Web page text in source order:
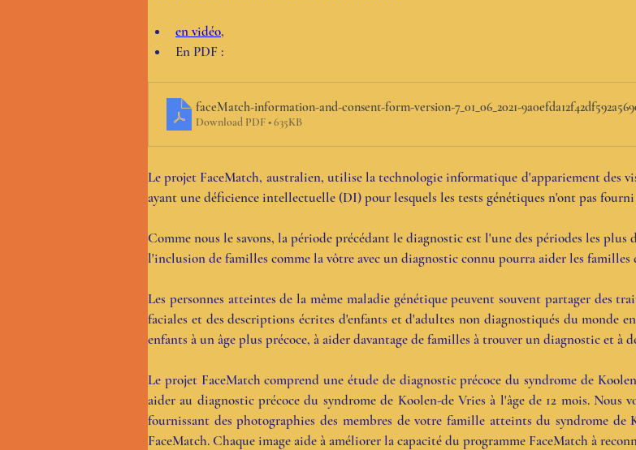
en vidéo,
En PDF :
faceMatch-information-and-consent-form-version-7_01_06_2021-
Download PDF • 635KB
Le projet FaceMatch, australien, utilise la technologie informatique d'appariement des
ayant une déficience intellectuelle (DI) pour lesquels les tests génétiques n'ont pas fourni
Comme nous le savons, la période précédant le diagnostic est l'une des périodes les
l'inclusion de familles comme la vôtre avec un diagnostic connu pourra aider les
Les personnes atteintes de la même maladie génétique peuvent souvent partager des
faciales et des descriptions écrites d'enfants et d'adultes non diagnostiqués du monde
enfants à un âge plus précoce, à aider davantage de familles à trouver un diagnostic et à
Le projet FaceMatch comprend une étude de diagnostic précoce du syndrome de
aider au diagnostic précoce du syndrome de Koolen-de Vries à l'âge de 12 mois. Nous
fournissant des photographies des membres de votre famille atteints du syndrome de
FaceMatch. Chaque image aide à améliorer la capacité du programme FaceMatch à